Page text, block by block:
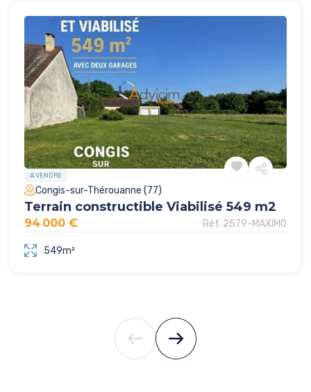
A VENDRE
Réf. 2579-MAXIMO
Congis-sur-Thérouanne (77)
Terrain constructible Viabilisé 549 m2
549m²
94 000 €